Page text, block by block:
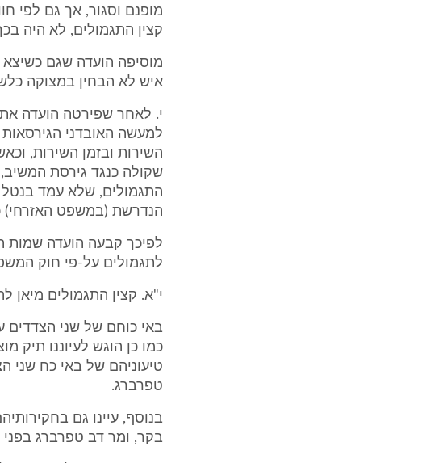
קצין התגמולים, לא היה
מוסיפה הועדה שגם
איש לא הבחין במצוקה
י. לאחר שפירטה הועדה את
למעשה האובדני
השירות ובזמן השירות,
שקולה כנגד גירסת
הנדרשת (במשפט האזרחי)
לפיכך קבעה הועדה שמות
לתגמולים על-פי חוק
י"א. קצין התגמולים מיאן
באי כוחם של שני הצדדים
טיעוניהם של באי כח שני
טפרברג.
בנוסף, עיינו גם
בקר, ומר דב טפרברג בפני